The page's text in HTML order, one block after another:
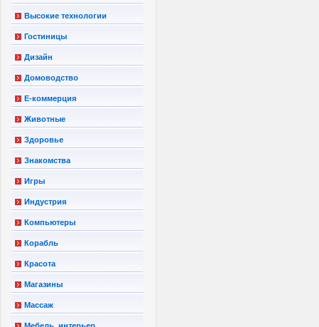
Высокие технологии
Гостиницы
Дизайн
Домоводство
Е-коммерция
Животные
Здоровье
Знакомства
Игры
Индустрия
Компьютеры
Корабль
Красота
Магазины
Массаж